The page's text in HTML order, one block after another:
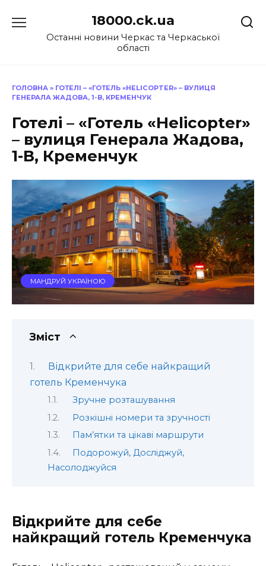
до
18000.ck.ua
Останні новини Черкас та Черкаської
області
ГОЛОВНА » ГОТЕЛІ – «ГОТЕЛЬ «HELICOPTER» – ВУЛИЦЯ
ГЕНЕРАЛА ЖАДОВА, 1-В, КРЕМЕНЧУК
Готелі – «Готель «Helicopter»
– вулиця Генерала Жадова,
1-В, Кременчук
МАНДРУЙ УКРАЇНОЮ
Зміст
Відкрийте для себе найкращий
готель Кременчука
Зручне розташування
Розкішні номери та зручності
Пам’ятки та цікаві маршрути
Подорожуй, Досліджуй,
Насолоджуйся
Відкрийте для себе
найкращий готель Кременчука